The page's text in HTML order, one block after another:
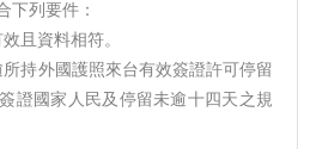
下列要件：
且資料相符。
所持外國護照來台有效簽證許可停留
證國家人民及停留未逾十四天之規